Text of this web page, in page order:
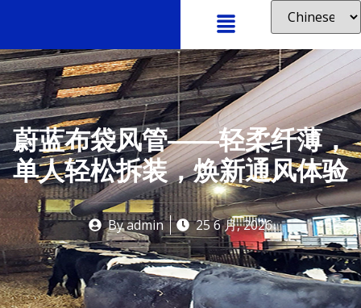
蔚蓝布袋风管——轻柔纤薄，
单人轻松拆装，焕新通风体验
Byadmin 25 6 月, 2026